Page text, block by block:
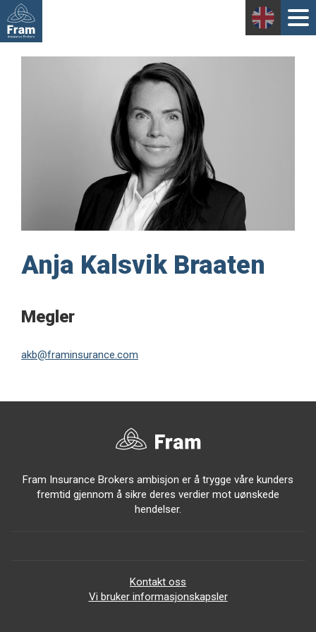
Anja Kalsvik Braaten
Megler
akb@framinsurance.com
Fram Insurance Brokers ambisjon er å trygge våre kunders
fremtid gjennom å sikre deres verdier mot uønskede
hendelser.
Kontakt oss
Vi bruker informasjonskapsler